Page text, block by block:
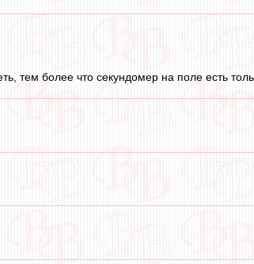
тем более что секундомер на поле есть